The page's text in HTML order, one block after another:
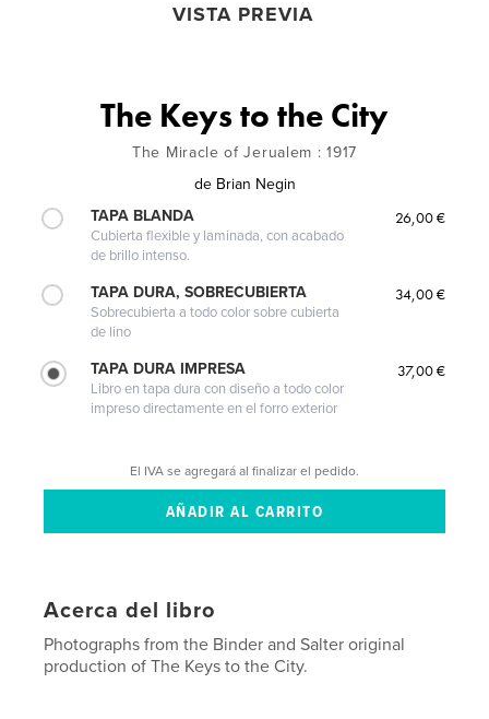
VISTA PREVIA
The Keys to the City
The Miracle of Jerualem : 1917
de Brian Negin
TAPA BLANDA
Cubierta flexible y laminada, con acabado
de brillo intenso.
26,00 €
TAPA DURA, SOBRECUBIERTA
Sobrecubierta a todo color sobre cubierta
de lino
34,00 €
TAPA DURA IMPRESA
Libro en tapa dura con diseño a todo color
impreso directamente en el forro exterior
37,00 €
El IVA se agregará al finalizar el pedido.
Acerca del libro
Photographs from the Binder and Salter original
production of The Keys to the City.